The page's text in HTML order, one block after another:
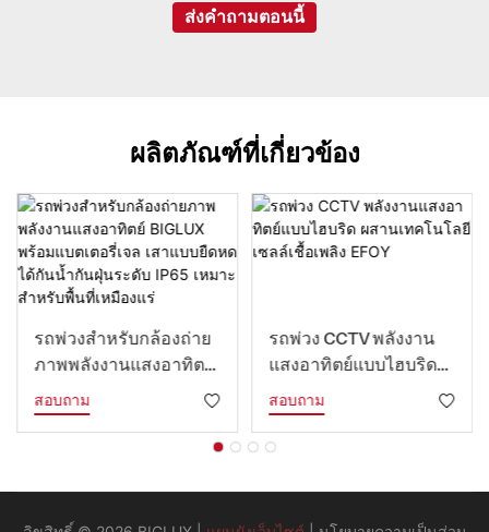
ส่งคำถามตอนนี้
ผลิตภัณฑ์ที่เกี่ยวข้อง
รถพ่วงสำหรับกล้องถ่าย
ภาพพลังงานแสงอาทิตย์
BIGLUX พร้อมแบตเตอรี่
เจล เสาแบบยืดหดได้กัน
เหมืองแร่
สอบถาม
รถพ่วง CCTV พลังงาน
แสงอาทิตย์แบบไฮบริด
เชื้อเพลิง EFOY
สอบถาม